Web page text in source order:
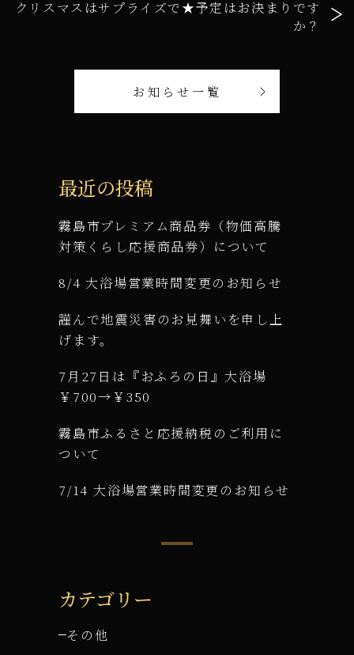
クリスマスはサプライズで★予定はお決まりです
か？
お知らせ一覧
最近の投稿
霧島市プレミアム商品券（物価高騰
対策くらし応援商品券）について
8/4 大浴場営業時間変更のお知らせ
謹んで地震災害のお見舞いを申し上
げます。
7月27日は『おふろの日』大浴場
￥700→￥350
霧島市ふるさと応援納税のご利用に
ついて
7/14 大浴場営業時間変更のお知らせ
カテゴリー
その他